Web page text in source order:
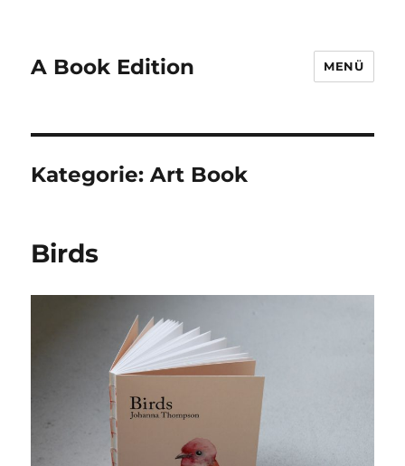
A Book Edition MENÜ
Kategorie:Art Book
Birds